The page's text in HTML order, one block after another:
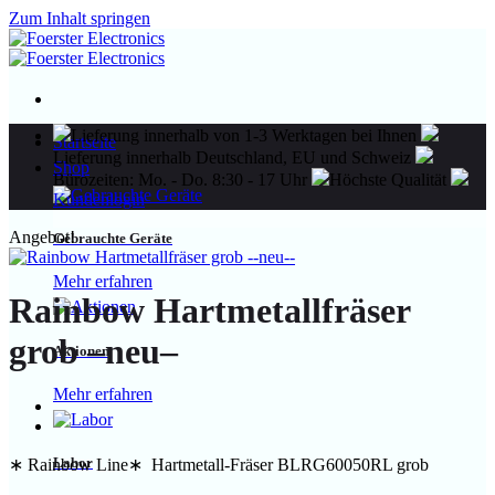
Zum Inhalt springen
Startseite
Shop
Gebrauchte Geräte
Mehr erfahren
Aktionen
Mehr erfahren
Labor
Lieferung innerhalb von 1-3 Werktagen bei Ihnen
Lieferung innerhalb Deutschland, EU und Schweiz
Bürozeiten: Mo. - Do. 8:30 - 17 Uhr
Höchste Qualität
Kundenlogin
Angebot!
Rainbow Hartmetallfräser
grob –neu–
∗ Rainbow Line∗ Hartmetall-Fräser BLRG60050RL grob